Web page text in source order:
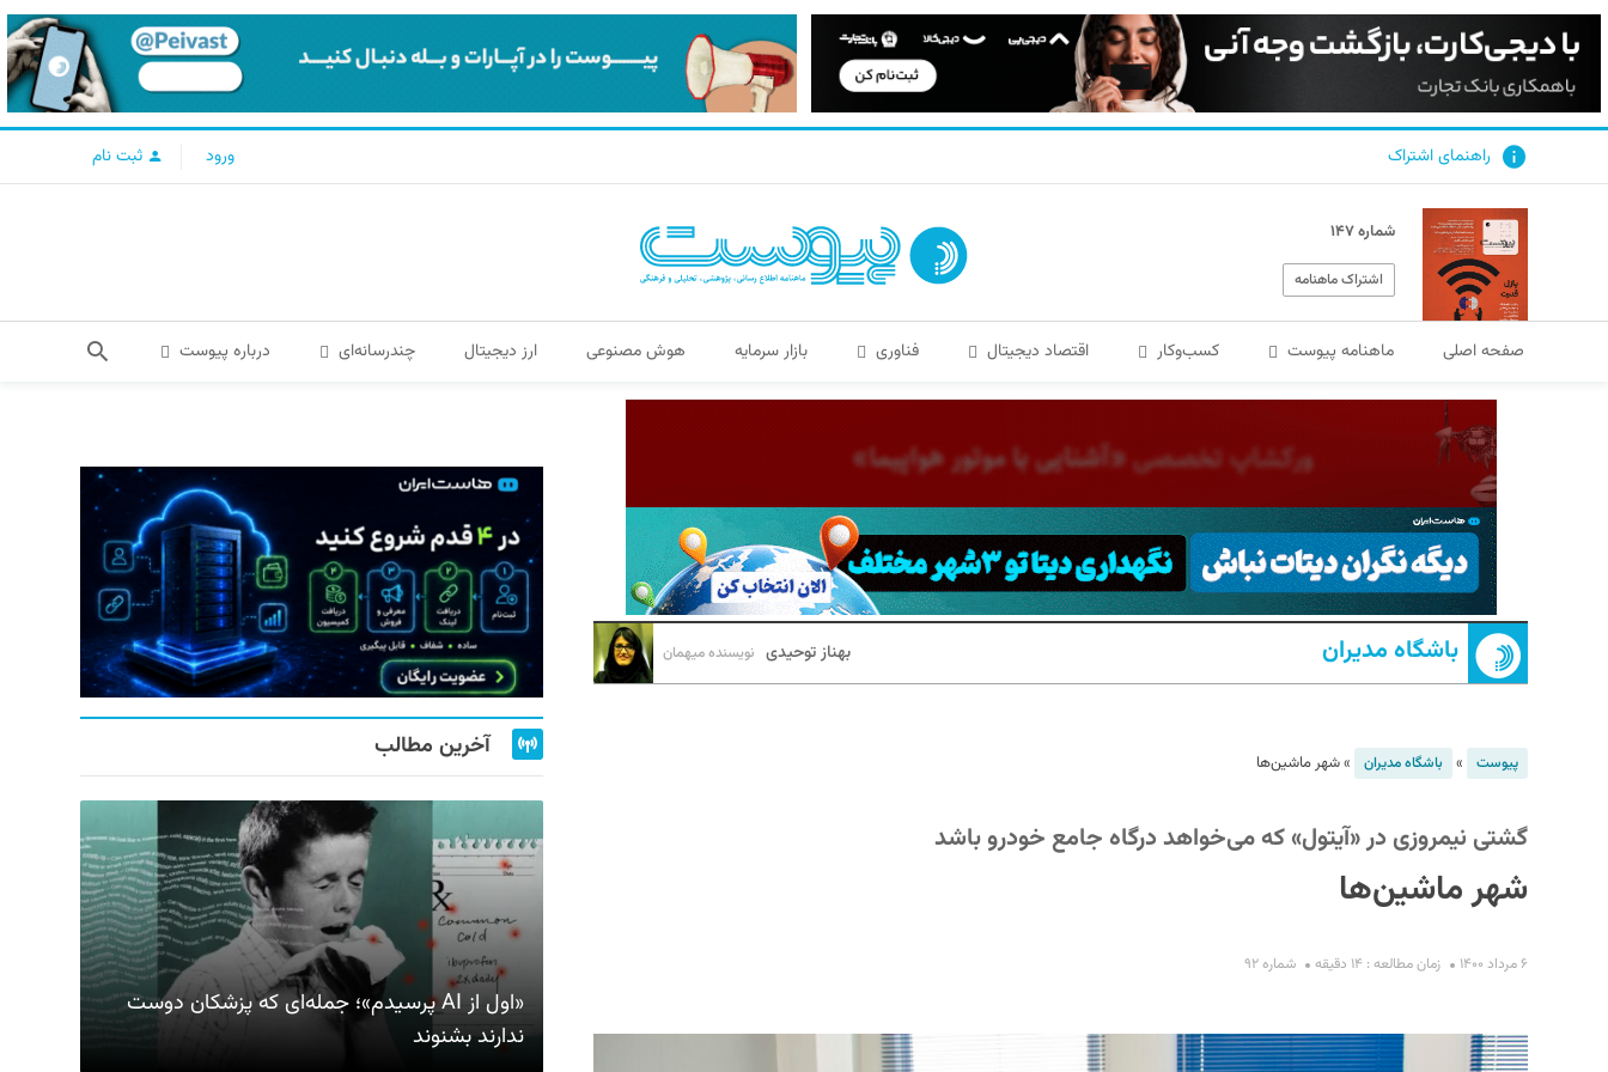
راهنمای اشتراک ورود ثبت نام
شماره ۱۴۷
اشتراک ماهنامه
صفحه اصلی ماهنامه پیوست کسب‌و‌کار اقتصاد دیجیتال فناوری بازار سرمایه هوش مصنوعی ارز دیجیتال چندرسانه‌ای درباره پیوست
باشگاه مدیران بهناز توحیدی نویسنده میهمان
پیوست » باشگاه مدیران »شهر ماشین‌ها
گشتی نیمروزی در «آیتول» که می‌خواهد درگاه جامع خودرو باشد
شهر ماشین‌ها
۶ مرداد ۱۴۰۰ زمان مطالعه : ۱۴ دقیقه شماره ۹۲
آخرین مطالب
«اول از AI پرسیدم»؛ جمله‌ای که پزشکان دوست
ندارند بشنوند